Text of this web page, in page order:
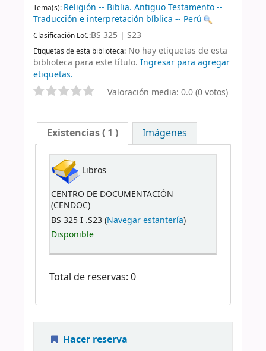
Tema(s): Religión -- Biblia. Antiguo Testamento --
Traducción e interpretación bíblica -- Perú
Clasificación LoC:BS 325 | S23
Etiquetas de esta biblioteca: No hay etiquetas de esta
biblioteca para este título. Ingresar para agregar
etiquetas.
Valoración media: 0.0 (0 votos)
Existencias( 1 ) Imágenes
Libros
CENTRO DE DOCUMENTACIÓN
(CENDOC)
BS 325 I .S23 (Navegar estantería)
Disponible
Total de reservas: 0
Hacer reserva